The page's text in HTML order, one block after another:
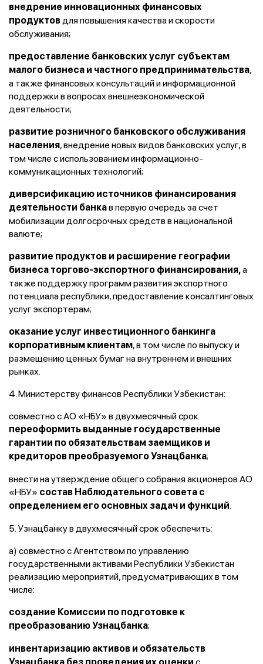
внедрение инновационных финансовых
продуктовдля повышения качества и скорости
обслуживания;
предоставление банковских услуг субъектам
малого бизнеса и частного предпринимательства,
а также финансовых консультаций и информационной
поддержки в вопросах внешнеэкономической
деятельности;
развитие розничного банковского обслуживания
населения, внедрение новых видов банковских услуг, в
том числе с использованием информационно-
коммуникационных технологий;
диверсификацию источников финансирования
деятельности банкав первую очередь за счет
мобилизации долгосрочных средств в национальной
валюте;
развитие продуктов и расширение географии
бизнеса торгово-экспортного финансирования,а
также поддержку программ развития экспортного
потенциала республики, предоставление консалтинговых
услуг экспортерам;
оказание услуг инвестиционного банкинга
корпоративным клиентам, в том числе по выпуску и
размещению ценных бумаг на внутреннем и внешних
рынках.
4. Министерству финансов Республики Узбекистан:
совместно с АО «НБУ» в двухмесячный срок
переоформить выданные государственные
гарантии по обязательствам заемщиков и
кредиторов преобразуемого Узнацбанка;
внести на утверждение общего собрания акционеров АО
«НБУ» состав Наблюдательного совета с
определением его основных задач и функций.
5. Узнацбанку в двухмесячный срок обеспечить:
а) совместно с Агентством по управлению
государственными активами Республики Узбекистан
реализацию мероприятий, предусматривающих в том
числе:
создание Комиссии по подготовке к
преобразованию Узнацбанка;
инвентаризацию активов и обязательств